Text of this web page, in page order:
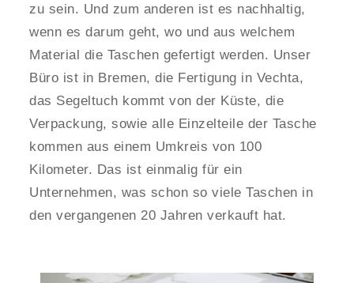
zu sein. Und zum anderen ist es nachhaltig,
wenn es darum geht, wo und aus welchem
Material die Taschen gefertigt werden. Unser
Büro ist in Bremen, die Fertigung in Vechta,
das Segeltuch kommt von der Küste, die
Verpackung, sowie alle Einzelteile der Tasche
kommen aus einem Umkreis von 100
Kilometer. Das ist einmalig für ein
Unternehmen, was schon so viele Taschen in
den vergangenen 20 Jahren verkauft hat.